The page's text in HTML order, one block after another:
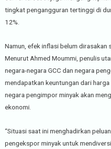
tingkat pengangguran tertinggi di
12%.
Namun, efek inflasi belum dirasakan
Menurut Ahmed Moummi, penulis
negara-negara GCC dan negara
mendapatkan keuntungan dari
negara pengimpor minyak akan
ekonomi.
“Situasi saat ini menghadirkan
pengekspor minyak untuk